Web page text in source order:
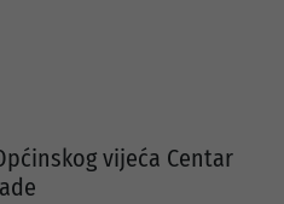
vijeća Centar